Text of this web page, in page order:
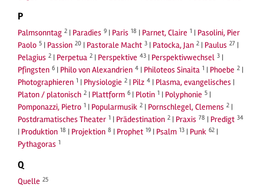
P
Palmsonntag 2 | Paradies 9 | Paris 18 | Parnet, Claire 1 | Pasolini, Pier
Paolo 5 | Passion 20 | Pastorale Macht 3 | Patocka, Jan 2 | Paulus 27 |
Pelagius 2 | Perpetua 2 | Perspektive 43 | Perspektivwechsel 3 |
Pfingsten 6 | Philo von Alexandrien 4 | Philoteos Sinaita 1 | Phoebe 2 |
Photographieren 1 | Physiologie 2 | Pilz 4 | Plasma, evangelisches |
Platon / platonisch 2 | Plattform 6 | Plotin 1 | Polyphonie 5 |
Pomponazzi, Pietro 1 | Popularmusik 2 | Pornschlegel, Clemens 2 |
Postdramatisches Theater 1 | Prädestination 2 | Praxis 78 | Predigt 34
| Produktion 18 | Projektion 8 | Prophet 19 | Psalm 13 | Punk 62 |
Pythagoras 1
Q
Quelle 25